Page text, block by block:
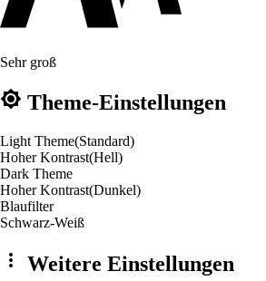
Sehr groß
Theme-Einstellungen
Light Theme(Standard)
Hoher Kontrast(Hell)
Dark Theme
Hoher Kontrast(Dunkel)
Blaufilter
Schwarz-Weiß
Weitere Einstellungen